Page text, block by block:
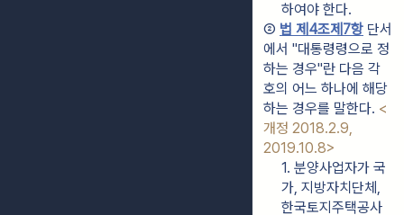
하여야 한다.
② 법 제4조제7항 단서
에서 "대통령령으로 정
하는 경우"란 다음 각
호의 어느 하나에 해당
하는 경우를 말한다. <
개정 2018.2.9,
2019.10.8>
1. 분양사업자가 국
가, 지방자치단체,
한국토지주택공사